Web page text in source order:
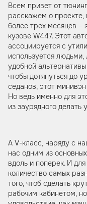
Всем привет от
расскажем о
более трех месяцев –
кузове W447. Этот
ассоциируется с
используется
удобной
чтобы дотянуться до
седанов, этот
Но ведь именно для
из заурядного делать
А V-класс, наряду с
нас одним из
вдоль и поперек. И
количество самых
того, чтоб сделать
рабочим кабинетом,